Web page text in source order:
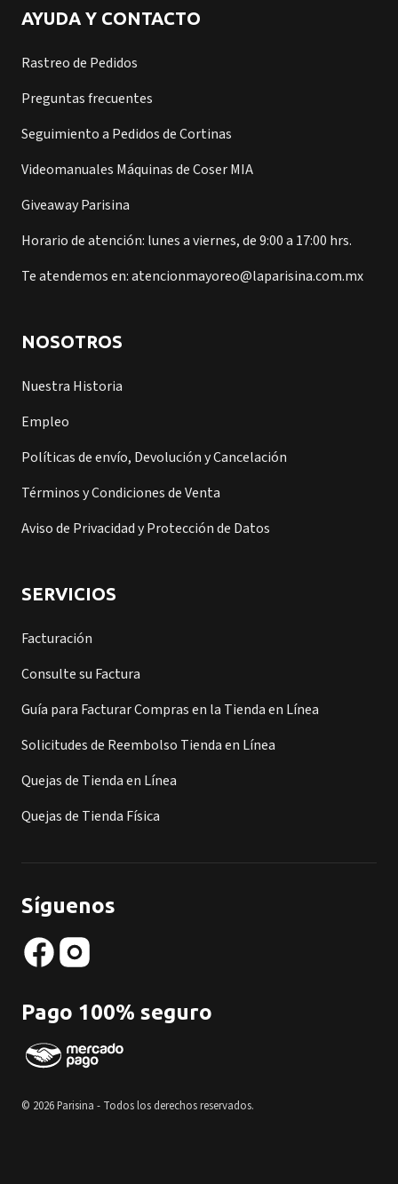
AYUDA Y CONTACTO
Rastreo de Pedidos
Preguntas frecuentes
Seguimiento a Pedidos de Cortinas
Videomanuales Máquinas de Coser MIA
Giveaway Parisina
Horario de atención: lunes a viernes, de 9:00 a 17:00 hrs.
Te atendemos en: atencionmayoreo@laparisina.com.mx
NOSOTROS
Nuestra Historia
Empleo
Políticas de envío, Devolución y Cancelación
Términos y Condiciones de Venta
Aviso de Privacidad y Protección de Datos
SERVICIOS
Facturación
Consulte su Factura
Guía para Facturar Compras en la Tienda en Línea
Solicitudes de Reembolso Tienda en Línea
Quejas de Tienda en Línea
Quejas de Tienda Física
Síguenos
Pago 100% seguro
© 2026 Parisina - Todos los derechos reservados.